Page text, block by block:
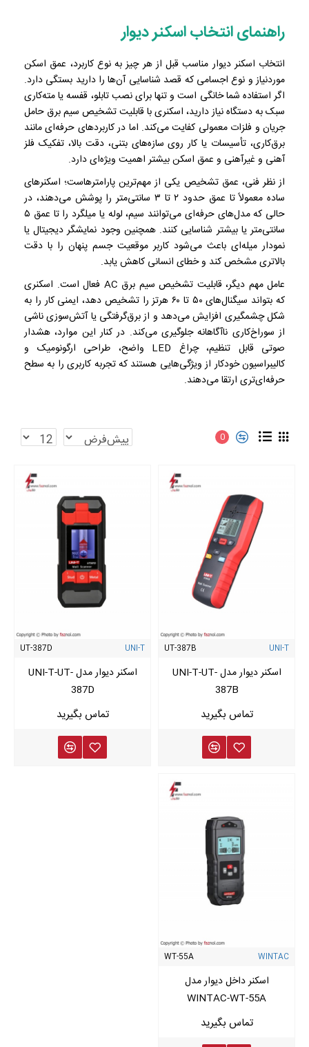
راهنمای انتخاب اسکنر دیوار
انتخاب اسکنر دیوار مناسب قبل از هر چیز به نوع کاربرد، عمق اسکن
موردنیاز و نوع اجسامی که قصد شناسایی آن‌ها را دارید بستگی دارد.
اگر استفاده شما خانگی است و تنها برای نصب تابلو، قفسه یا مته‌کاری
سبک به دستگاه نیاز دارید، اسکنری با قابلیت تشخیص سیم برق حامل
جریان و فلزات معمولی کفایت می‌کند. اما در کاربردهای حرفه‌ای مانند
برق‌کاری، تأسیسات یا کار روی سازه‌های بتنی، دقت بالا، تفکیک فلز
آهنی و غیرآهنی و عمق اسکن بیشتر اهمیت ویژه‌ای دارد.
از نظر فنی، عمق تشخیص یکی از مهم‌ترین پارامترهاست؛ اسکنرهای
ساده معمولاً تا عمق حدود ۲ تا ۳ سانتی‌متر را پوشش می‌دهند، در
حالی که مدل‌های حرفه‌ای می‌توانند سیم، لوله یا میلگرد را تا عمق ۵
سانتی‌متر یا بیشتر شناسایی کنند. همچنین وجود نمایشگر دیجیتال یا
نمودار میله‌ای باعث می‌شود کاربر موقعیت جسم پنهان را با دقت
بالاتری مشخص کند و خطای انسانی کاهش یابد.
عامل مهم دیگر، قابلیت تشخیص سیم برق AC فعال است. اسکنری
که بتواند سیگنال‌های ۵۰ تا ۶۰ هرتز را تشخیص دهد، ایمنی کار را به
شکل چشمگیری افزایش می‌دهد و از برق‌گرفتگی یا آتش‌سوزی ناشی
از سوراخ‌کاری ناآگاهانه جلوگیری می‌کند. در کنار این موارد، هشدار
صوتی قابل تنظیم، چراغ LED واضح، طراحی ارگونومیک و
کالیبراسیون خودکار از ویژگی‌هایی هستند که تجربه کاربری را به سطح
حرفه‌ای‌تری ارتقا می‌دهند.
0
UNI-T
UT-387B
اسکنر دیوار مدل UNI-T-UT-
387B
UNI-T
UT-387D
اسکنر دیوار مدل UNI-T-UT-
387D
WINTAC
WT-55A
اسکنر داخل دیوار مدل
WINTAC-WT-55A